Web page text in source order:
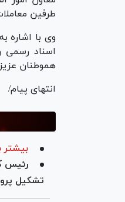
طرفین
وی با اشاره
اسناد رسمی
هموطنان
انتهای پیام/
بیشتر
رئیس
تشکیل